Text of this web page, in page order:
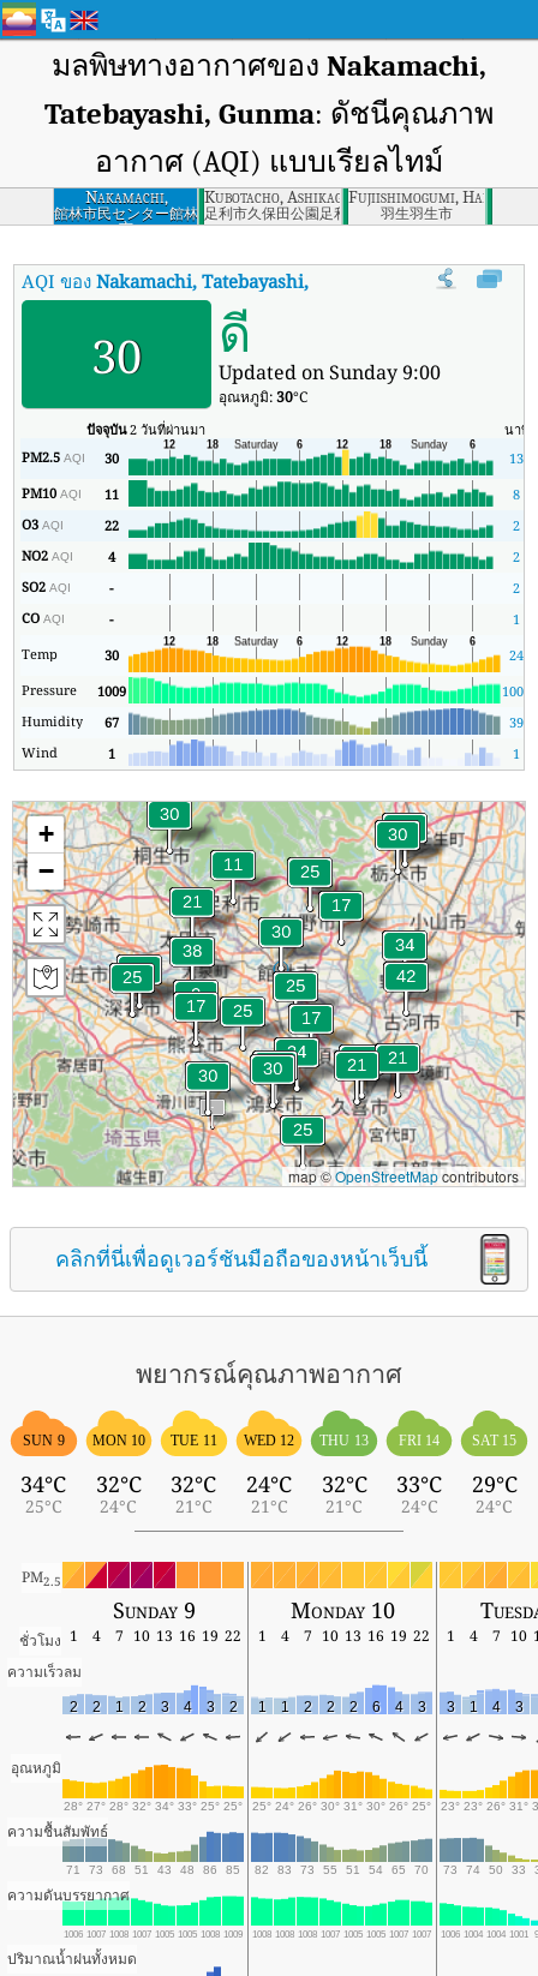
มลพิษทางอากาศของ Nakamachi,
Tatebayashi, Gunma: ดัชนีคุณภาพ
อากาศ (AQI) แบบเรียลไทม์
Nakamachi,
Tatebayashi, Gunma
館林市民センター館林
市
Kubotacho, Ashikaga, Tochigi
足利市久保田公園足利市
Fujiishimogumi, Hanyu-
羽生羽生市
AQI ของNakamachi, Tatebayashi, Gunma ดัชนีคุณภาพอากาศ
30 ดี
Updated on Sunday 9:00
อุณหภูมิ:30°C
ปัจจุบัน2 วันที่ผ่านมา นาที
PM2.5AQI 30
13
PM10AQI 11
8
O3AQI 22
2
NO2AQI 4
2
SO2AQI -
2
COAQI -
1
Temp
30
24
Pressure
1009 1006
Humidity
67
39
Wind
1 1
+
−
map ©OpenStreetMapcontributors
คลิกที่นี่เพื่อดูเวอร์ชันมือถือของหน้าเว็บนี้
พยากรณ์คุณภาพอากาศ
SUN 9
34°C
25°C
MON 10
32°C
24°C
TUE 11
32°C
21°C
WED 12
24°C
21°C
THU 13
32°C
21°C
FRI 14
33°C
24°C
SAT 15
29°C
24°C
PM2.5
Sunday 9 Monday 10
ชั่วโมง 1 4 7 10 13 16 19 22 1 4 7 10 13 16 19 22 1 4 7 10
ความเร็วลม
2 2 1 2 3 4 3 2 1 1 2 2 2 6 4 3 3 1 4 3
อุณหภูมิ
28° 27° 28° 32° 34° 33° 25° 25° 25° 24° 26° 30° 31° 30° 26° 25° 23° 23° 26° 31°
ความชื้นสัมพัทธ์
71 73 68 51 43 48 86 85 82 83 73 55 51 54 65 70 73 74 50 33
ความดันบรรยากาศ
1006 1007 1008 1007 1005 1005 1008 1009 1008 1008 1008 1007 1005 1005 1007 1007 1006 1004 1004 1001
ปริมาณน้ำฝนทั้งหมด